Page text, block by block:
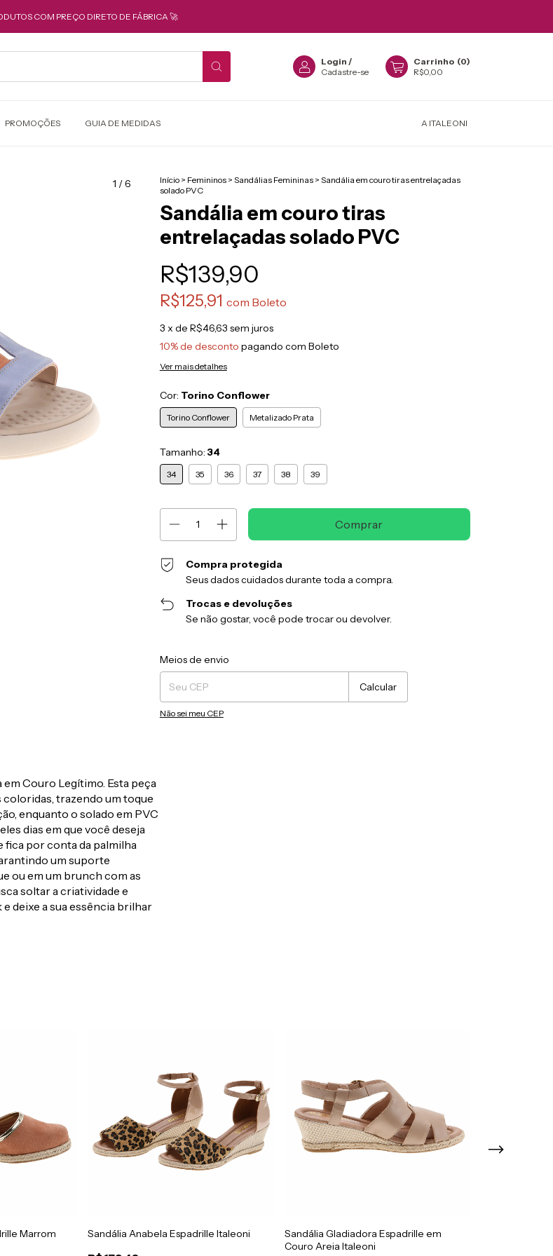
COM PREÇO DIRETO DE FÁBRICA 🚀
Login /
Cadastre-se
Carrinho (0)
R$0,00
PROMOÇÕES GUIA DE MEDIDAS A ITALEONI
1 /6 Início > Femininos > Sandálias Femininas > Sandália em couro tiras entrelaçadas
solado PVC
Sandália em couro tiras
entrelaçadas solado PVC
R$139,90
R$125,91 com Boleto
3 x de R$46,63 sem juros
10% de desconto pagando com Boleto
Ver mais detalhes
Cor: Torino Conflower
Torino Conflower Metalizado Prata
Tamanho: 34
34 35 36 37 38 39
Compra protegida
Seus dados cuidados durante toda a compra.
Trocas e devoluções
Se não gostar, você pode trocar ou devolver.
Entregas para o CEP:
Meios de envio
Calcular
Não sei meu CEP
Couro Legítimo. Esta peça
coloridas, trazendo um toque
enquanto o solado em PVC
dias em que você deseja
fica por conta da palmilha
um suporte
ou em um brunch com as
soltar a criatividade e
deixe a sua essência brilhar
Marrom
Sandália Anabela Espadrille Italeoni
Sandália Gladiadora Espadrille em
Couro Areia Italeoni